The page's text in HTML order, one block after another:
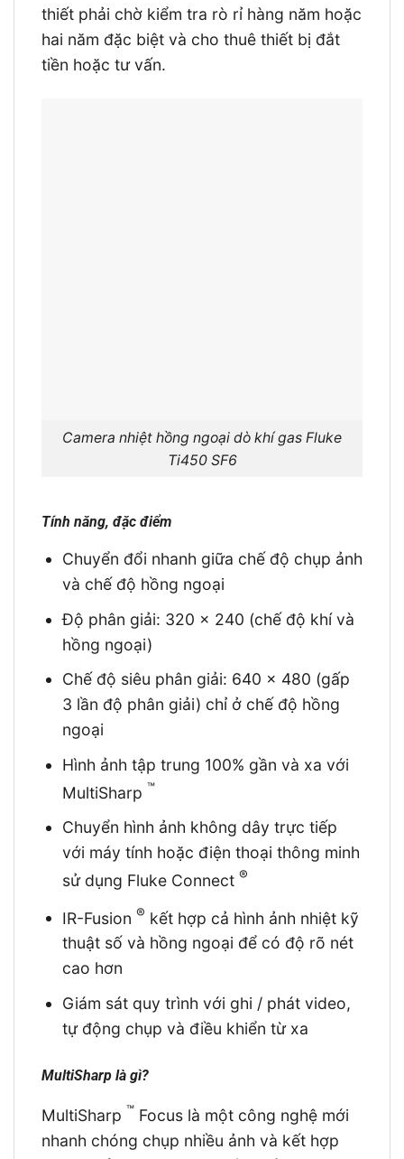
thiết phải chờ kiểm tra rò rỉ hàng năm hoặc
hai năm đặc biệt và cho thuê thiết bị đắt
tiền hoặc tư vấn.
Camera nhiệt hồng ngoại dò khí gas Fluke
Ti450 SF6
Tính năng, đặc điểm
Chuyển đổi nhanh giữa chế độ chụp ảnh
và chế độ hồng ngoại
Độ phân giải: 320 x 240 (chế độ khí và
hồng ngoại)
Chế độ siêu phân giải: 640 x 480 (gấp
3 lần độ phân giải) chỉ ở chế độ hồng
ngoại
Hình ảnh tập trung 100% gần và xa với
MultiSharp ™
Chuyển hình ảnh không dây trực tiếp
với máy tính hoặc điện thoại thông minh
sử dụng Fluke Connect ®
IR-Fusion ® kết hợp cả hình ảnh nhiệt kỹ
thuật số và hồng ngoại để có độ rõ nét
cao hơn
Giám sát quy trình với ghi / phát video,
tự động chụp và điều khiển từ xa
MultiSharp là gì?
MultiSharp ™ Focus là một công nghệ mới
nhanh chóng chụp nhiều ảnh và kết hợp